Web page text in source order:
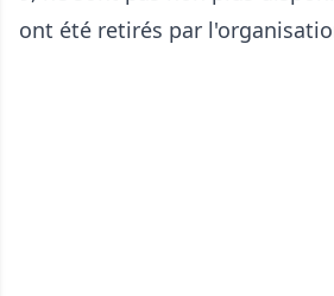
ont été retirés par